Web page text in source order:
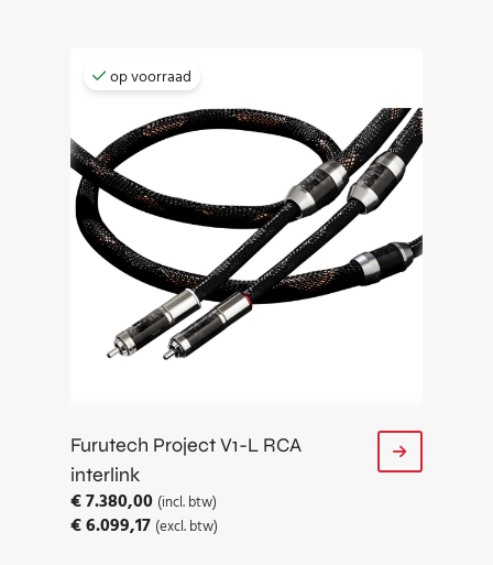
op voorraad
Furutech Project V1-L RCA
interlink
€7.380,00 (incl. btw)
€6.099,17 (excl. btw)